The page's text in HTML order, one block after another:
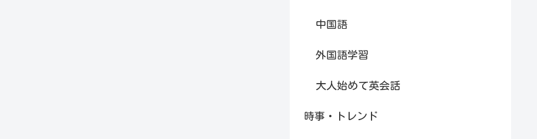
中国語
外国語学習
大人始めて英会話
時事・トレンド